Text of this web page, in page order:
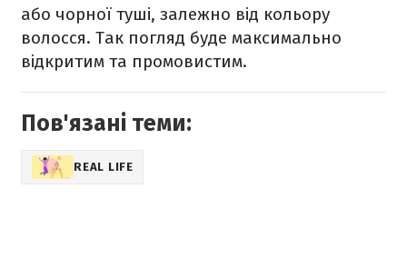
або чорної туші, залежно від кольору
волосся. Так погляд буде максимально
відкритим та промовистим.
Пов'язані теми:
REAL LIFE